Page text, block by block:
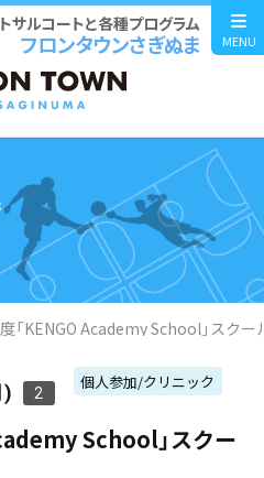
サルコートと各種プログラム
フロンタウンさぎぬま MENU
「KENGO Academy School」スク
) 2
個人参加/クリニック
School」スクー